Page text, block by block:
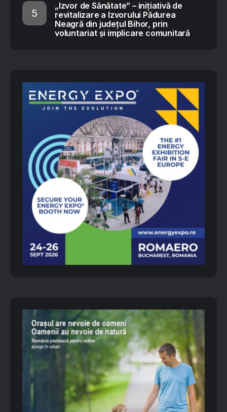
„Izvor de Sănătate” – inițiativă de
revitalizare a Izvorului Pădurea
Neagră din județul Bihor, prin
voluntariat și implicare comunitară